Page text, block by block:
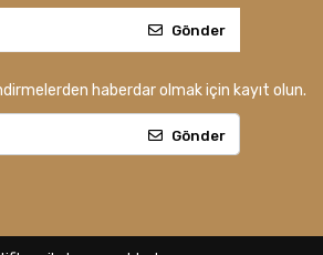
Gönder
haberdar olmak için kayıt olun.
Gönder